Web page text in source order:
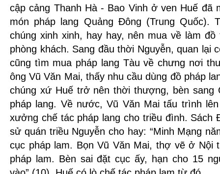
cập cảng Thanh Hà - Bao Vinh ở ven Huế đã
món pháp lang Quảng Đông (Trung Quốc).
chúng xinh xinh, hay hay, nên mua về làm
phòng khách. Sang đầu thời Nguyễn, quan lại
cũng tìm mua pháp lang Tàu về chưng nơi
ông Vũ Văn Mai, thấy nhu cầu dùng đồ pháp
chúng xứ Huế trở nên thời thượng, bèn sang
pháp lang. Về nước, Vũ Văn Mai tấu trình
xưởng chế tác pháp lang cho triều đình. Sách
sử quán triều Nguyễn cho hay: “Minh Mạng
cục pháp lam. Bọn Vũ Văn Mai, thợ vẽ ở Nội
pháp lam. Bèn sai đặt cục ấy, hạn cho 15